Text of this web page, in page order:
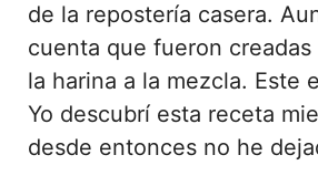
de la repostería casera.
cuenta que fueron
la harina a la mezcla. Este
Yo descubrí esta receta
desde entonces no he